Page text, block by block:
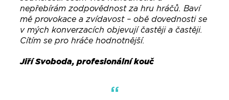
nepřebírám zodpovědnost za hru hráčů. Baví
mě provokace a zvídavost – obě dovednosti se
v mých konverzacích objevují častěji a častěji.
Cítím se pro hráče hodnotnější.
Jiří Svoboda, profesionální kouč